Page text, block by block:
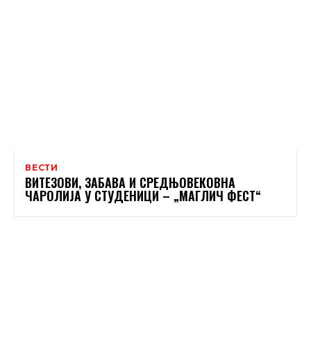
ВЕСТИ
ВИТЕЗОВИ, ЗАБАВА И СРЕДЊОВЕКОВНА
ЧАРОЛИЈА У СТУДЕНИЦИ – „МАГЛИЧ ФЕСТ“